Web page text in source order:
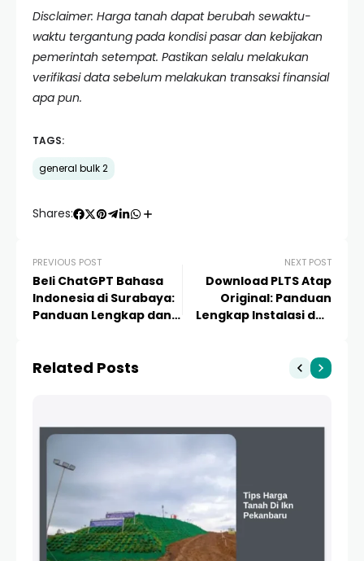
Disclaimer: Harga tanah dapat berubah sewaktu-
waktu tergantung pada kondisi pasar dan kebijakan
pemerintah setempat. Pastikan selalu melakukan
verifikasi data sebelum melakukan transaksi finansial
apa pun.
TAGS:
general bulk 2
Shares:
PREVIOUS POST
Beli ChatGPT Bahasa
Indonesia di Surabaya:
Panduan Lengkap dan
NEXT POST
Download PLTS Atap
Original: Panduan
Lengkap Instalasi dan
Related Posts